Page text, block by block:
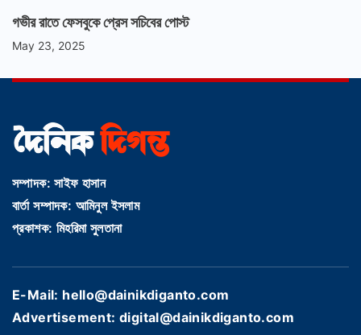
গভীর রাতে ফেসবুকে প্রেস সচিবের পোস্ট
May 23, 2025
সম্পাদক: সাইফ হাসান
বার্তা সম্পাদক: আমিনুল ইসলাম
প্রকাশক: মিহরিমা সুলতানা
E-Mail: hello@dainikdiganto.com
Advertisement: digital@dainikdiganto.com